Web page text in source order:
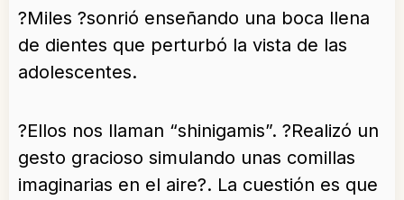
?Miles ?sonrió enseñando una boca llena
de dientes que perturbó la vista de las
adolescentes.
?Ellos nos llaman “shinigamis”. ?Realizó un
gesto gracioso simulando unas comillas
imaginarias en el aire?. La cuestión es que